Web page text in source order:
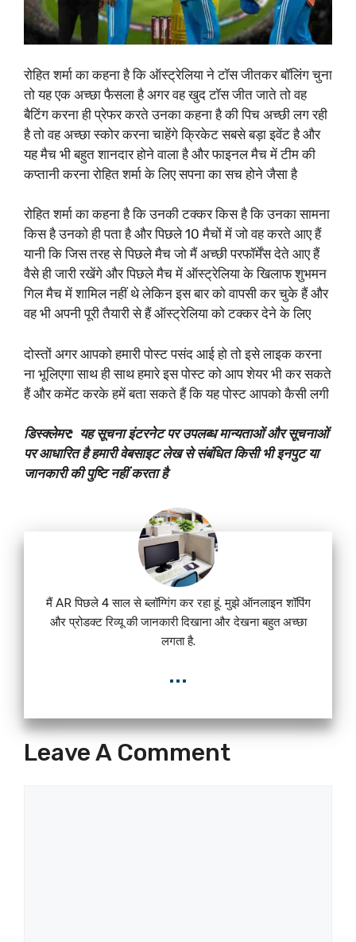
रोहित शर्मा का कहना है कि ऑस्ट्रेलिया ने टॉस जीतकर बॉलिंग चुना
तो यह एक अच्छा फैसला है अगर वह खुद टॉस जीत जाते तो वह
बैटिंग करना ही प्रेफर करते उनका कहना है की पिच अच्छी लग रही
है तो वह अच्छा स्कोर करना चाहेंगे क्रिकेट सबसे बड़ा इवेंट है और
यह मैच भी बहुत शानदार होने वाला है और फाइनल मैच में टीम की
कप्तानी करना रोहित शर्मा के लिए सपना का सच होने जैसा है
रोहित शर्मा का कहना है कि उनकी टक्कर किस है कि उनका सामना
किस है उनको ही पता है और पिछले 10 मैचों में जो वह करते आए हैं
यानी कि जिस तरह से पिछले मैच जो मैं अच्छी परफॉर्मेंस देते आए हैं
वैसे ही जारी रखेंगे और पिछले मैच में ऑस्ट्रेलिया के खिलाफ शुभमन
गिल मैच में शामिल नहीं थे लेकिन इस बार को वापसी कर चुके हैं और
वह भी अपनी पूरी तैयारी से हैं ऑस्ट्रेलिया को टक्कर देने के लिए
दोस्तों अगर आपको हमारी पोस्ट पसंद आई हो तो इसे लाइक करना
ना भूलिएगा साथ ही साथ हमारे इस पोस्ट को आप शेयर भी कर सकते
हैं और कमेंट करके हमें बता सकते हैं कि यह पोस्ट आपको कैसी लगी
डिस्क्लेमर: यह सूचना इंटरनेट पर उपलब्ध मान्यताओं और सूचनाओं
पर आधारित है हमारी वेबसाइट लेख से संबंधित किसी भी इनपुट या
जानकारी की पुष्टि नहीं करता है
मैं AR पिछले 4 साल से ब्लॉग्गिंग कर रहा हूं. मुझे ऑनलाइन शॉपिंग
और प्रोडक्ट रिव्यू की जानकारी दिखाना और देखना बहुत अच्छा
लगता है.
...
Leave A Comment